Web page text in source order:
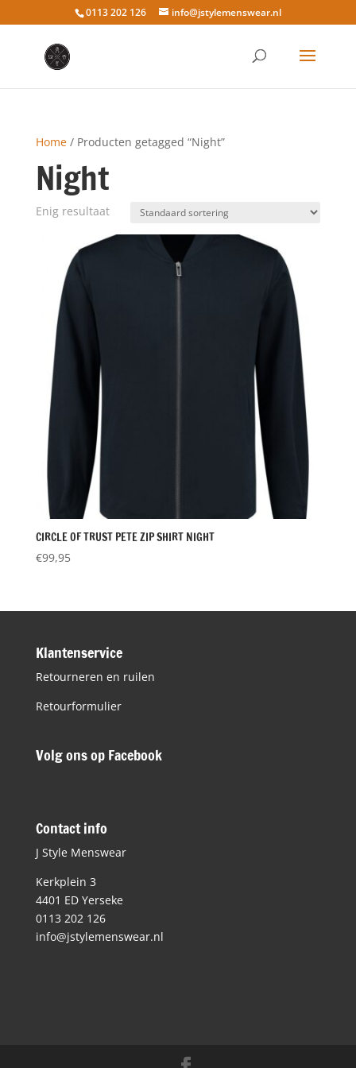
0113 202 126 info@jstylemenswear.nl
Home/ Producten getagged “Night”
Night
Enig resultaat
CIRCLE OF TRUST PETE ZIP SHIRT NIGHT
€99,95
Klantenservice
Retourneren en ruilen
Retourformulier
Volg ons op Facebook
Contact info
J Style Menswear
Kerkplein 3
4401 ED Yerseke
0113 202 126
info@jstylemenswear.nl